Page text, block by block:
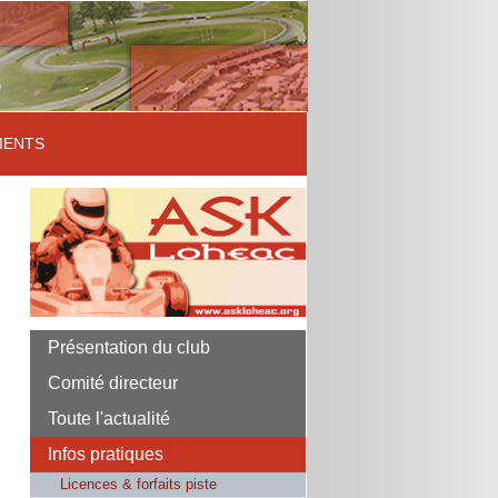
Présentation du club
Comité directeur
Toute l'actualité
Infos pratiques
Licences & forfaits piste